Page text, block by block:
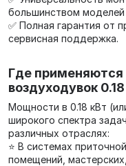
большинством
✅ Полная гарантия от
сервисная поддержка.
Где применяются
воздуходувок
Мощности в 0.18 кВт
широкого спектра
различных отраслях:
⭐ В системах
помещений,